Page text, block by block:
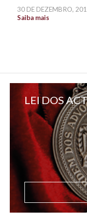
30 DE DEZEMBRO,
Saiba mais
LEI DOS